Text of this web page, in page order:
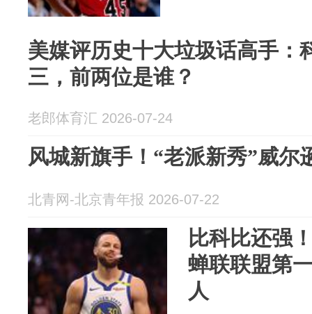
美媒评历史十大垃圾话高手：
三，前两位是谁？
老郎体育汇 2026-07-24
风城新旗手！“老派新秀”威尔
北青网-北京青年报 2026-07-22
比科比还强
蝉联联盟第
人